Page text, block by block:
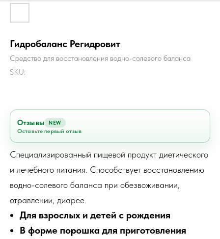
Гидробаланс Регидровит
Средство для восстановления водно-солевого баланса
SKU:
Отзывы NEW
Оставьте первый отзыв
Специализированный пищевой продукт диетического
и лечебного питания. Способствует восстановлению
водно-солевого баланса при обезвоживании,
отравлении, диарее.
Для взрослых и детей с рождения
В форме порошка для приготовления